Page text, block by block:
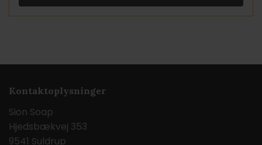
Kontaktoplysninger
Sion Soap
Hjedsbækvej 353
9541 Suldrup